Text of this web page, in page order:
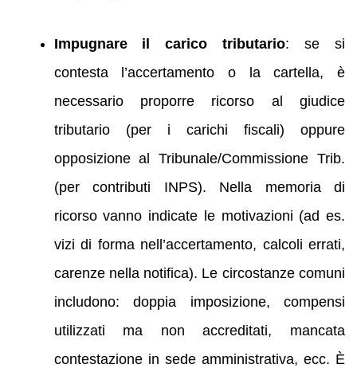
Impugnare il carico tributario: se si
contesta l’accertamento o la cartella, è
necessario proporre ricorso al giudice
tributario (per i carichi fiscali) oppure
opposizione al Tribunale/Commissione Trib.
(per contributi INPS). Nella memoria di
ricorso vanno indicate le motivazioni (ad es.
vizi di forma nell’accertamento, calcoli errati,
carenze nella notifica). Le circostanze comuni
includono: doppia imposizione, compensi
utilizzati ma non accreditati, mancata
contestazione in sede amministrativa, ecc. È